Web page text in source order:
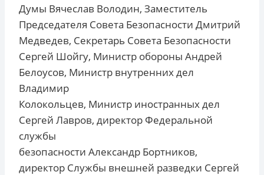
Думы Вячеслав Володин, Заместитель
Председателя Совета Безопасности Дмитрий
Медведев, Секретарь Совета Безопасности
Сергей Шойгу, Министр обороны Андрей
Белоусов, Министр внутренних дел
Владимир
Колокольцев, Министр иностранных дел
Сергей Лавров, директор Федеральной
службы
безопасности Александр Бортников,
директор Службы внешней разведки Сергей